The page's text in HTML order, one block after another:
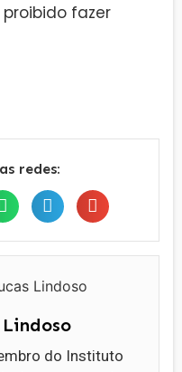
fazer
redes:
do Instituto